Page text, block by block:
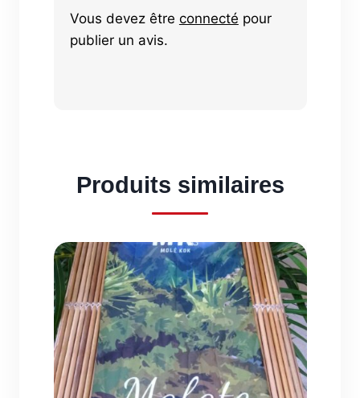
Vous devez être connecté pour
publier un avis.
Produits similaires